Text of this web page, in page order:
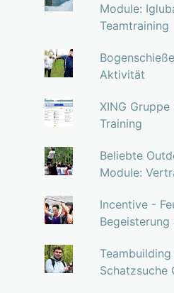
Module:
Teamtraining
Aktivität
XING
Training
Beliebte
Module:
Incentive -
Begeisterung
Schatzsuche